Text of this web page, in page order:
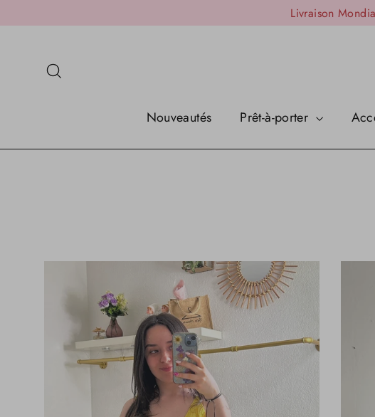
au
Livraison
Nouveautés Prêt-à-porter